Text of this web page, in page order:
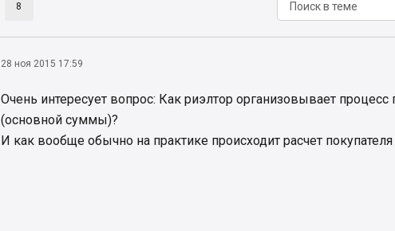
8
28 ноя 2015 17:59
Очень интересует вопрос: Как риэлтор организовывает процесс
(основной суммы)?
И как вообще обычно на практике происходит расчет